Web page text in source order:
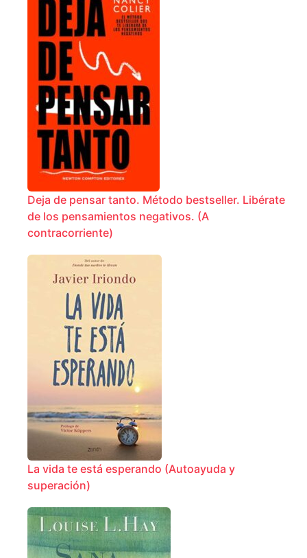
Deja de pensar tanto. Método bestseller. Libérate
de los pensamientos negativos. (A
contracorriente)
La vida te está esperando (Autoayuda y
superación)